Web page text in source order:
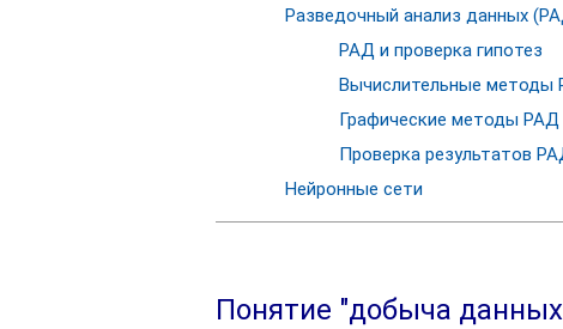
Разведочный анализ данных
РАД и проверка гипотез
Вычислительные методы
Графические методы РАД
Проверка результатов
Нейронные сети
Понятие "добыча